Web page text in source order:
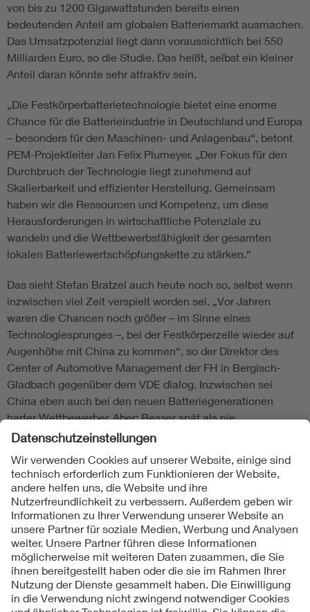
von bis zu 1200 Gigawattstunden bereits einen
bedeutenden Anteil am globalen Batteriemarkt ausmachen.
Das Umsatzpotenzial liegt dann voraussichtlich bei 550
Milliarden Euro, so die Studie. Das heißt, selbst ein kleiner
Anteil daran könnte sehr attraktiv sein.
„Die Festkörperbatterietechnologie bietet eine enorme
Chance für die Batterieindustrie in Deutschland und Europa
– besonders für den Maschinen- und Anlagenbau“, betont
PEM-Projektleiter Jan Felix Plumeyer. „Der Fokus für den
Durchbruch der Technologie liegt zunehmend auf
Skalierbarkeit und effizienter Herstellung. Gemeinsam
haben wir die Ressourcen und Kompetenz, um diese
Herausforderungen in wirtschaftliche Potenziale zu
wandeln und die Wettbewerbsfähigkeit der gesamten
lokalen Batteriewertschöpfungskette zu stärken.“
Das sieht Stefan Bratzel auch heute noch so, selbst wenn
inzwischen viel Zeit verspielt worden sei. „Vor Jahren
waren die Chancen noch größer – im Sinne eines
Technologiesprunges –, bei der Festkörperzelle wieder auf
Augenhöhe mit China zu kommen“, so der Direktor des
Center of Automotive Management der FH in Bergisch-
Gladbach gegenüber dem VDE dialog. Inzwischen sei
China eben auch bei den neuen Batteriegenerationen
harter Wettbewerber. Aber: Besser spät als nie.
Folgen Sie uns
Kontakte